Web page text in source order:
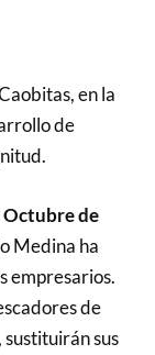
en la
de
Octubre de
Medina ha
empresarios.
de
sus